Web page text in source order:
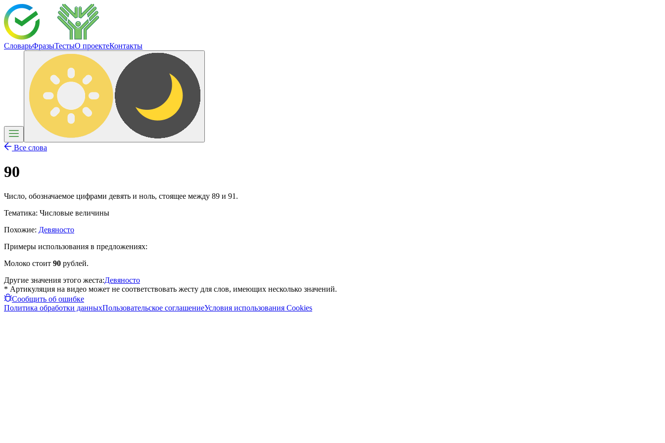
СловарьФразыТестыО проектеКонтакты
Все слова
90
Число, обозначаемое цифрами девять и ноль, стоящее между 89 и 91.
Тематика: Числовые величины
Похожие: Девяносто
Примеры использования в предложениях:
Молоко стоит 90 рублей.
Другие значения этого жеста:Девяносто
* Артикуляция на видео может не соответствовать жесту для слов, имеющих несколько значений.
Сообщить об ошибке
Политика обработки данныхПользовательское соглашениеУсловия использования Cookies